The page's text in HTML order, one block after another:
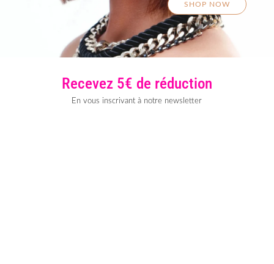
SHOP NOW
Recevez 5€ de réduction
En vous inscrivant à notre newsletter